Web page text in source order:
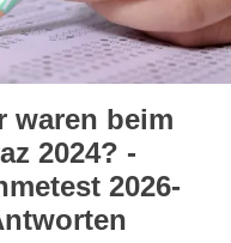
| 32
Spanisch
waren beim
2024? -
2026-